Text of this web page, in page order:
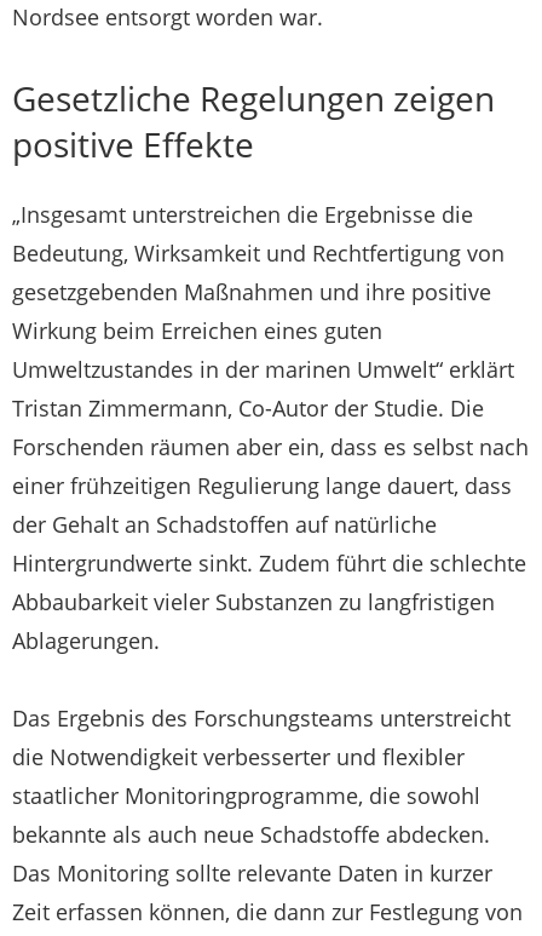
Nordsee entsorgt worden war.
Gesetzliche Regelungen zeigen
positive Effekte
„Insgesamt unterstreichen die Ergebnisse die
Bedeutung, Wirksamkeit und Rechtfertigung von
gesetzgebenden Maßnahmen und ihre positive
Wirkung beim Erreichen eines guten
Umweltzustandes in der marinen Umwelt“ erklärt
Tristan Zimmermann, Co-Autor der Studie. Die
Forschenden räumen aber ein, dass es selbst nach
einer frühzeitigen Regulierung lange dauert, dass
der Gehalt an Schadstoffen auf natürliche
Hintergrundwerte sinkt. Zudem führt die schlechte
Abbaubarkeit vieler Substanzen zu langfristigen
Ablagerungen.
Das Ergebnis des Forschungsteams unterstreicht
die Notwendigkeit verbesserter und flexibler
staatlicher Monitoringprogramme, die sowohl
bekannte als auch neue Schadstoffe abdecken.
Das Monitoring sollte relevante Daten in kurzer
Zeit erfassen können, die dann zur Festlegung von